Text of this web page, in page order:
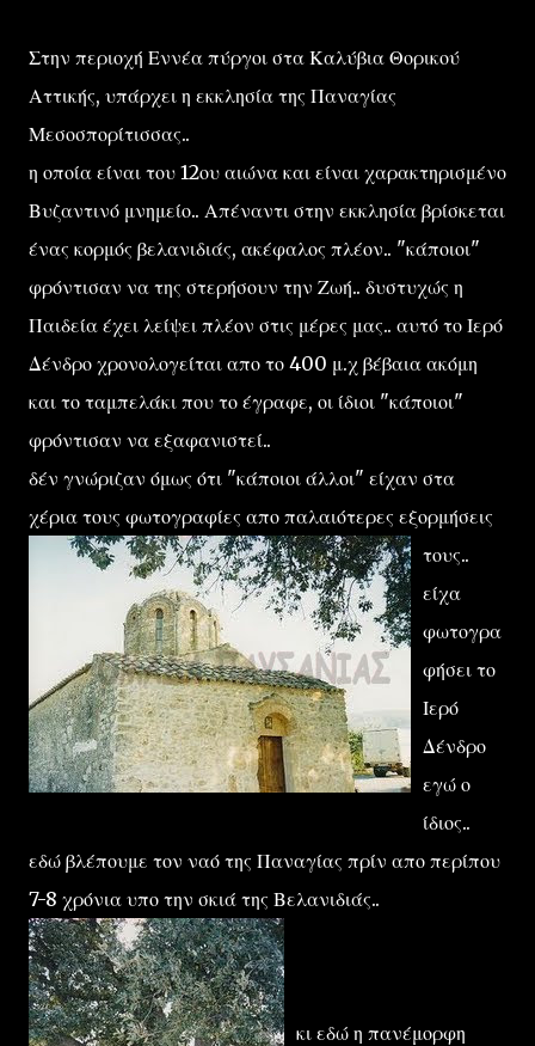
Στην περιοχή Εννέα πύργοι στα Καλύβια Θορικού
Αττικής, υπάρχει η εκκλησία της Παναγίας
Μεσοσπορίτισσας..
η οποία είναι του 12ου αιώνα και είναι χαρακτηρισμένο
Βυζαντινό μνημείο.. Απέναντι στην εκκλησία βρίσκεται
ένας κορμός βελανιδιάς, ακέφαλος πλέον.. "κάποιοι"
φρόντισαν να της στερήσουν την Ζωή.. δυστυχώς η
Παιδεία έχει λείψει πλέον στις μέρες μας.. αυτό το Ιερό
Δένδρο χρονολογείται απο το 400 μ.χ βέβαια ακόμη
και το ταμπελάκι που το έγραφε, οι ίδιοι "κάποιοι"
φρόντισαν να εξαφανιστεί..
δέν γνώριζαν όμως ότι "κάποιοι άλλοι" είχαν στα
χέρια τους φωτογραφίες απο παλαιότερες εξορμήσεις
τους..
είχα
φωτογρα
φήσει το
Ιερό
Δένδρο
εγώ ο
ίδιος..
εδώ βλέπουμε τον ναό της Παναγίας πρίν απο περίπου
7-8 χρόνια υπο την σκιά της Βελανιδιάς..
κι εδώ η πανέμορφη